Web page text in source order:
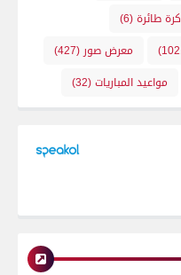
كرة طائرة(6)
معرض صور(427)
مواعيد المباريات(32)